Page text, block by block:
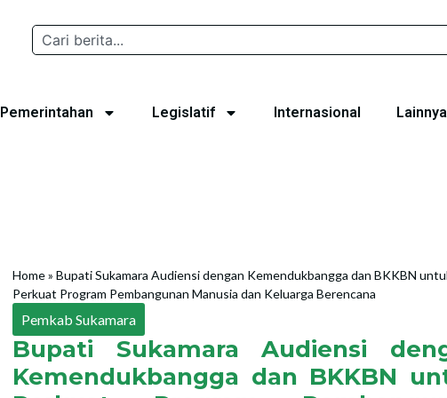
Pemerintahan Legislatif Internasional Lainnya
Home»Bupati Sukamara Audiensi dengan Kemendukbangga dan BKKBN
Perkuat Program Pembangunan Manusia dan Keluarga Berencana
Pemkab Sukamara
Bupati Sukamara Audiensi
Kemendukbangga dan BKKBN